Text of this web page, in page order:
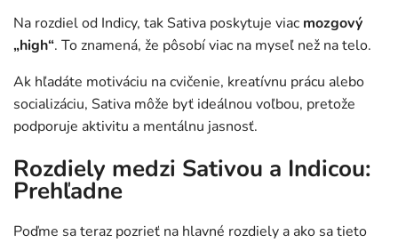
Na rozdiel od Indicy, tak Sativa poskytuje viac mozgový
„high“. To znamená, že pôsobí viac na myseľ než na telo.
Ak hľadáte motiváciu na cvičenie, kreatívnu prácu alebo
socializáciu, Sativa môže byť ideálnou voľbou, pretože
podporuje aktivitu a mentálnu jasnosť.
Rozdiely medzi Sativou a Indicou:
Prehľadne
Poďme sa teraz pozrieť na hlavné rozdiely a ako sa tieto